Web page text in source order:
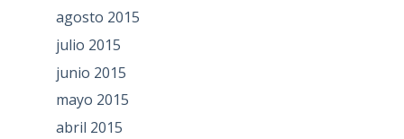
agosto 2015
julio 2015
junio 2015
mayo 2015
abril 2015